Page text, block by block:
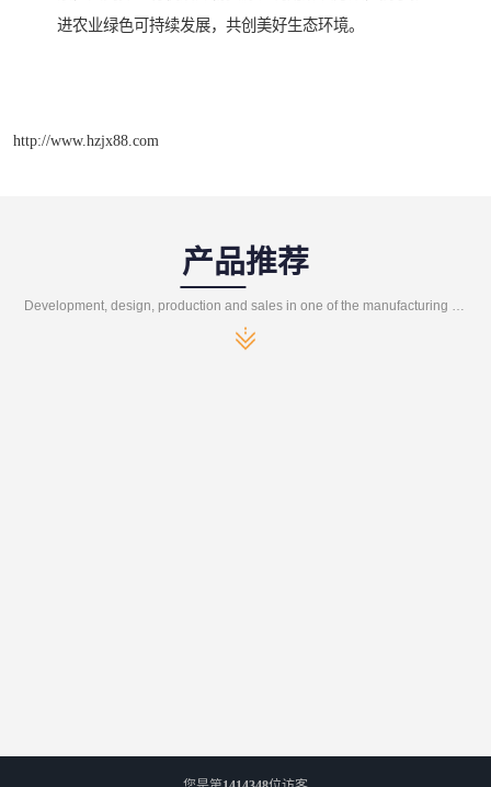
进农业绿色可持续发展，共创美好生态环境。
http://www.hzjx88.com
产品推荐